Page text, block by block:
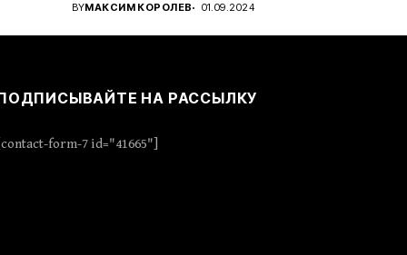
BYМАКСИМ КОРОЛЕВ 01.09.2024
НА РАССЫЛКУ
[contact-form-7 id="41665"]